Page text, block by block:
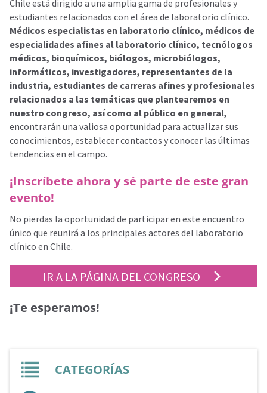
Chile está dirigido a una amplia gama de profesionales y
estudiantes relacionados con el área de laboratorio clínico.
Médicos especialistas en laboratorio clínico, médicos de
especialidades afines al laboratorio clínico, tecnólogos
médicos, bioquímicos, biólogos, microbiólogos,
informáticos, investigadores, representantes de la
industria, estudiantes de carreras afines y profesionales
relacionados a las temáticas que plantearemos en
nuestro congreso, así como al público en general,
encontrarán una valiosa oportunidad para actualizar sus
conocimientos, establecer contactos y conocer las últimas
tendencias en el campo.
¡Inscríbete ahora y sé parte de este gran
evento!
No pierdas la oportunidad de participar en este encuentro
único que reunirá a los principales actores del laboratorio
clínico en Chile.
IR A LA PÁGINA DEL CONGRESO
¡Te esperamos!
CATEGORÍAS